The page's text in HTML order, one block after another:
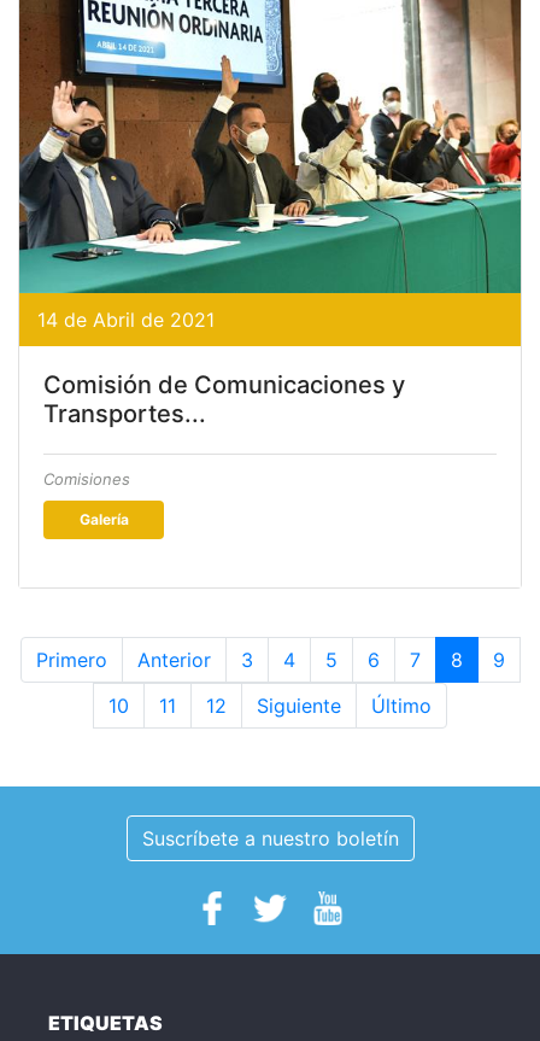
14 de Abril de 2021
Comisión de Comunicaciones y
Transportes...
Comisiones
Galería
Primero Anterior 3 4 5 6 7 8
9
10
11 12 Siguiente Último
Suscríbete a nuestro boletín
ETIQUETAS